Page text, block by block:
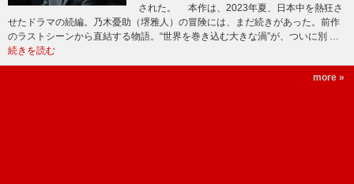
された。 本作は、2023年夏、日本中を熱狂さ
せたドラマの続編。乃木憂助（堺雅人）の冒険には、まだ続きがあった。前作
のラストシーンから直結する物語。“世界を巻き込む大きな渦”が、ついに別 …
続きを読む
more »